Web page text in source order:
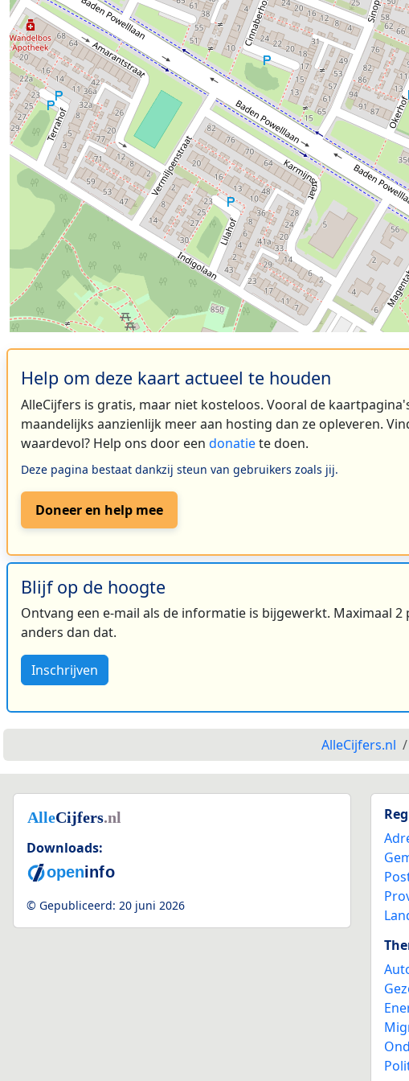
Help om deze kaart actueel te houden
AlleCijfers is gratis, maar niet kosteloos. Vooral de
maandelijks aanzienlijk meer aan hosting dan ze opleveren.
waardevol? Help ons door een donatiete doen.
Deze pagina bestaat dankzij steun van gebruikers zoals jij.
Doneer en help mee
Blijf op de hoogte
Ontvang een e-mail als de informatie is bijgewerkt. Maximaal 2
anders dan dat.
Inschrijven
AlleCijfers.nl
Downloads:
© Gepubliceerd: 20 juni 2026